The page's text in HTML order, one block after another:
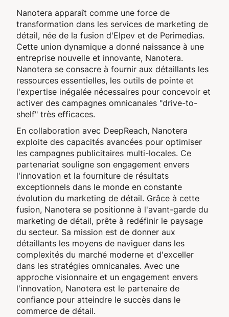
Nanotera apparaît comme une force de
transformation dans les services de marketing de
détail, née de la fusion d'Elpev et de Perimedias.
Cette union dynamique a donné naissance à une
entreprise nouvelle et innovante, Nanotera.
Nanotera se consacre à fournir aux détaillants les
ressources essentielles, les outils de pointe et
l'expertise inégalée nécessaires pour concevoir et
activer des campagnes omnicanales "drive-to-
shelf" très efficaces.
En collaboration avec DeepReach, Nanotera
exploite des capacités avancées pour optimiser
les campagnes publicitaires multi-locales. Ce
partenariat souligne son engagement envers
l'innovation et la fourniture de résultats
exceptionnels dans le monde en constante
évolution du marketing de détail. Grâce à cette
fusion, Nanotera se positionne à l'avant-garde du
marketing de détail, prête à redéfinir le paysage
du secteur. Sa mission est de donner aux
détaillants les moyens de naviguer dans les
complexités du marché moderne et d'exceller
dans les stratégies omnicanales. Avec une
approche visionnaire et un engagement envers
l'innovation, Nanotera est le partenaire de
confiance pour atteindre le succès dans le
commerce de détail.